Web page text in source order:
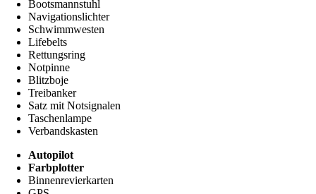
Bootsmannstuhl
Navigationslichter
Schwimmwesten
Lifebelts
Rettungsring
Notpinne
Blitzboje
Treibanker
Satz mit Notsignalen
Taschenlampe
Verbandskasten
Autopilot
Farbplotter
Binnenrevierkarten